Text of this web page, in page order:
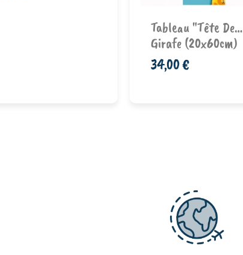
Tableau "Tête De…
Girafe (20x60cm)
34,00 €
panier